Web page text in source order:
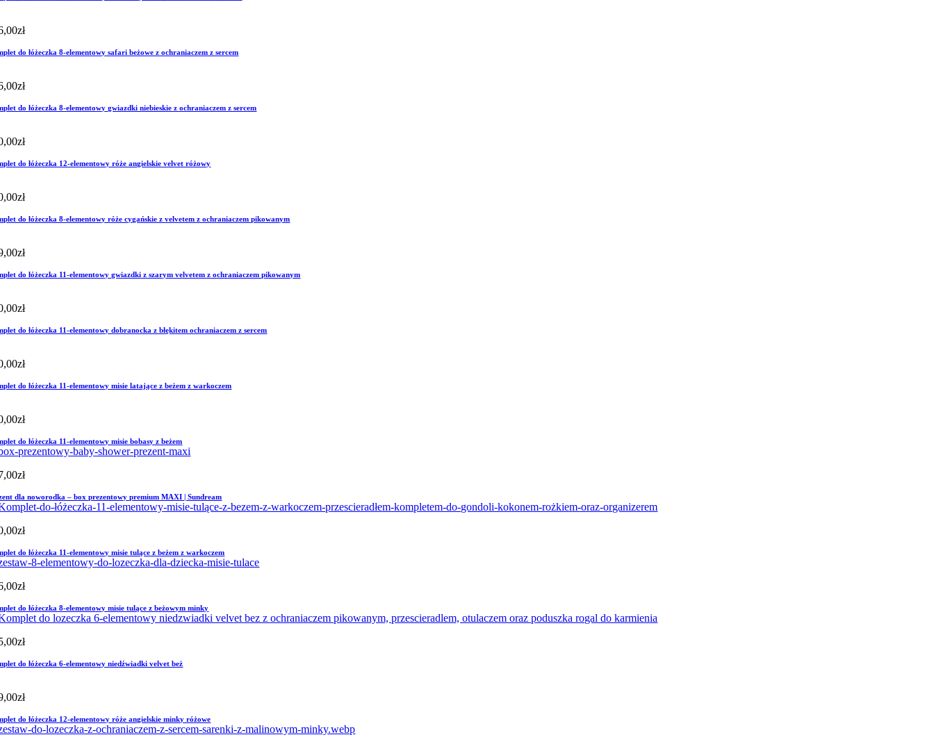
zł
do łóżeczka 8-elementowy safari beżowe z ochraniaczem z sercem
zł
do łóżeczka 8-elementowy gwiazdki niebieskie z ochraniaczem z sercem
zł
do łóżeczka 12-elementowy róże angielskie velvet różowy
zł
do łóżeczka 8-elementowy róże cygańskie z velvetem z ochraniaczem pikowanym
zł
do łóżeczka 11-elementowy gwiazdki z szarym velvetem z ochraniaczem pikowanym
zł
do łóżeczka 11-elementowy dobranocka z błękitem ochraniaczem z sercem
zł
do łóżeczka 11-elementowy misie latające z beżem z warkoczem
zł
do łóżeczka 11-elementowy misie bobasy z beżem
zł
dla noworodka – box prezentowy premium MAXI | Sundream
zł
do łóżeczka 11-elementowy misie tulące z beżem z warkoczem
zł
do łóżeczka 8-elementowy misie tulące z beżowym minky
zł
do łóżeczka 6-elementowy niedźwiadki velvet beż
zł
do łóżeczka 12-elementowy róże angielskie minky różowe